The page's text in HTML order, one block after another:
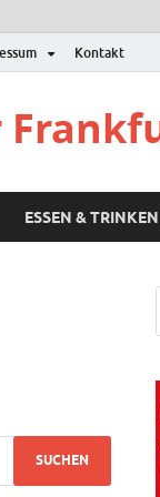
Kontakt
ESSEN & TRINKEN